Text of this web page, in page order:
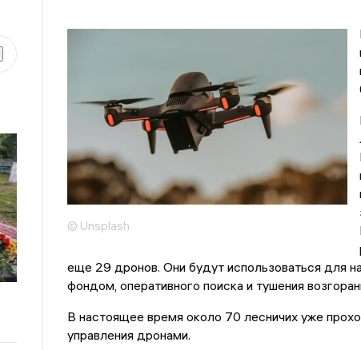
© Unsplash
еще 29 дронов. Они будут использоваться для
фондом, оперативного поиска и тушения
В настоящее время около 70 лесничих уже
управления дронами.